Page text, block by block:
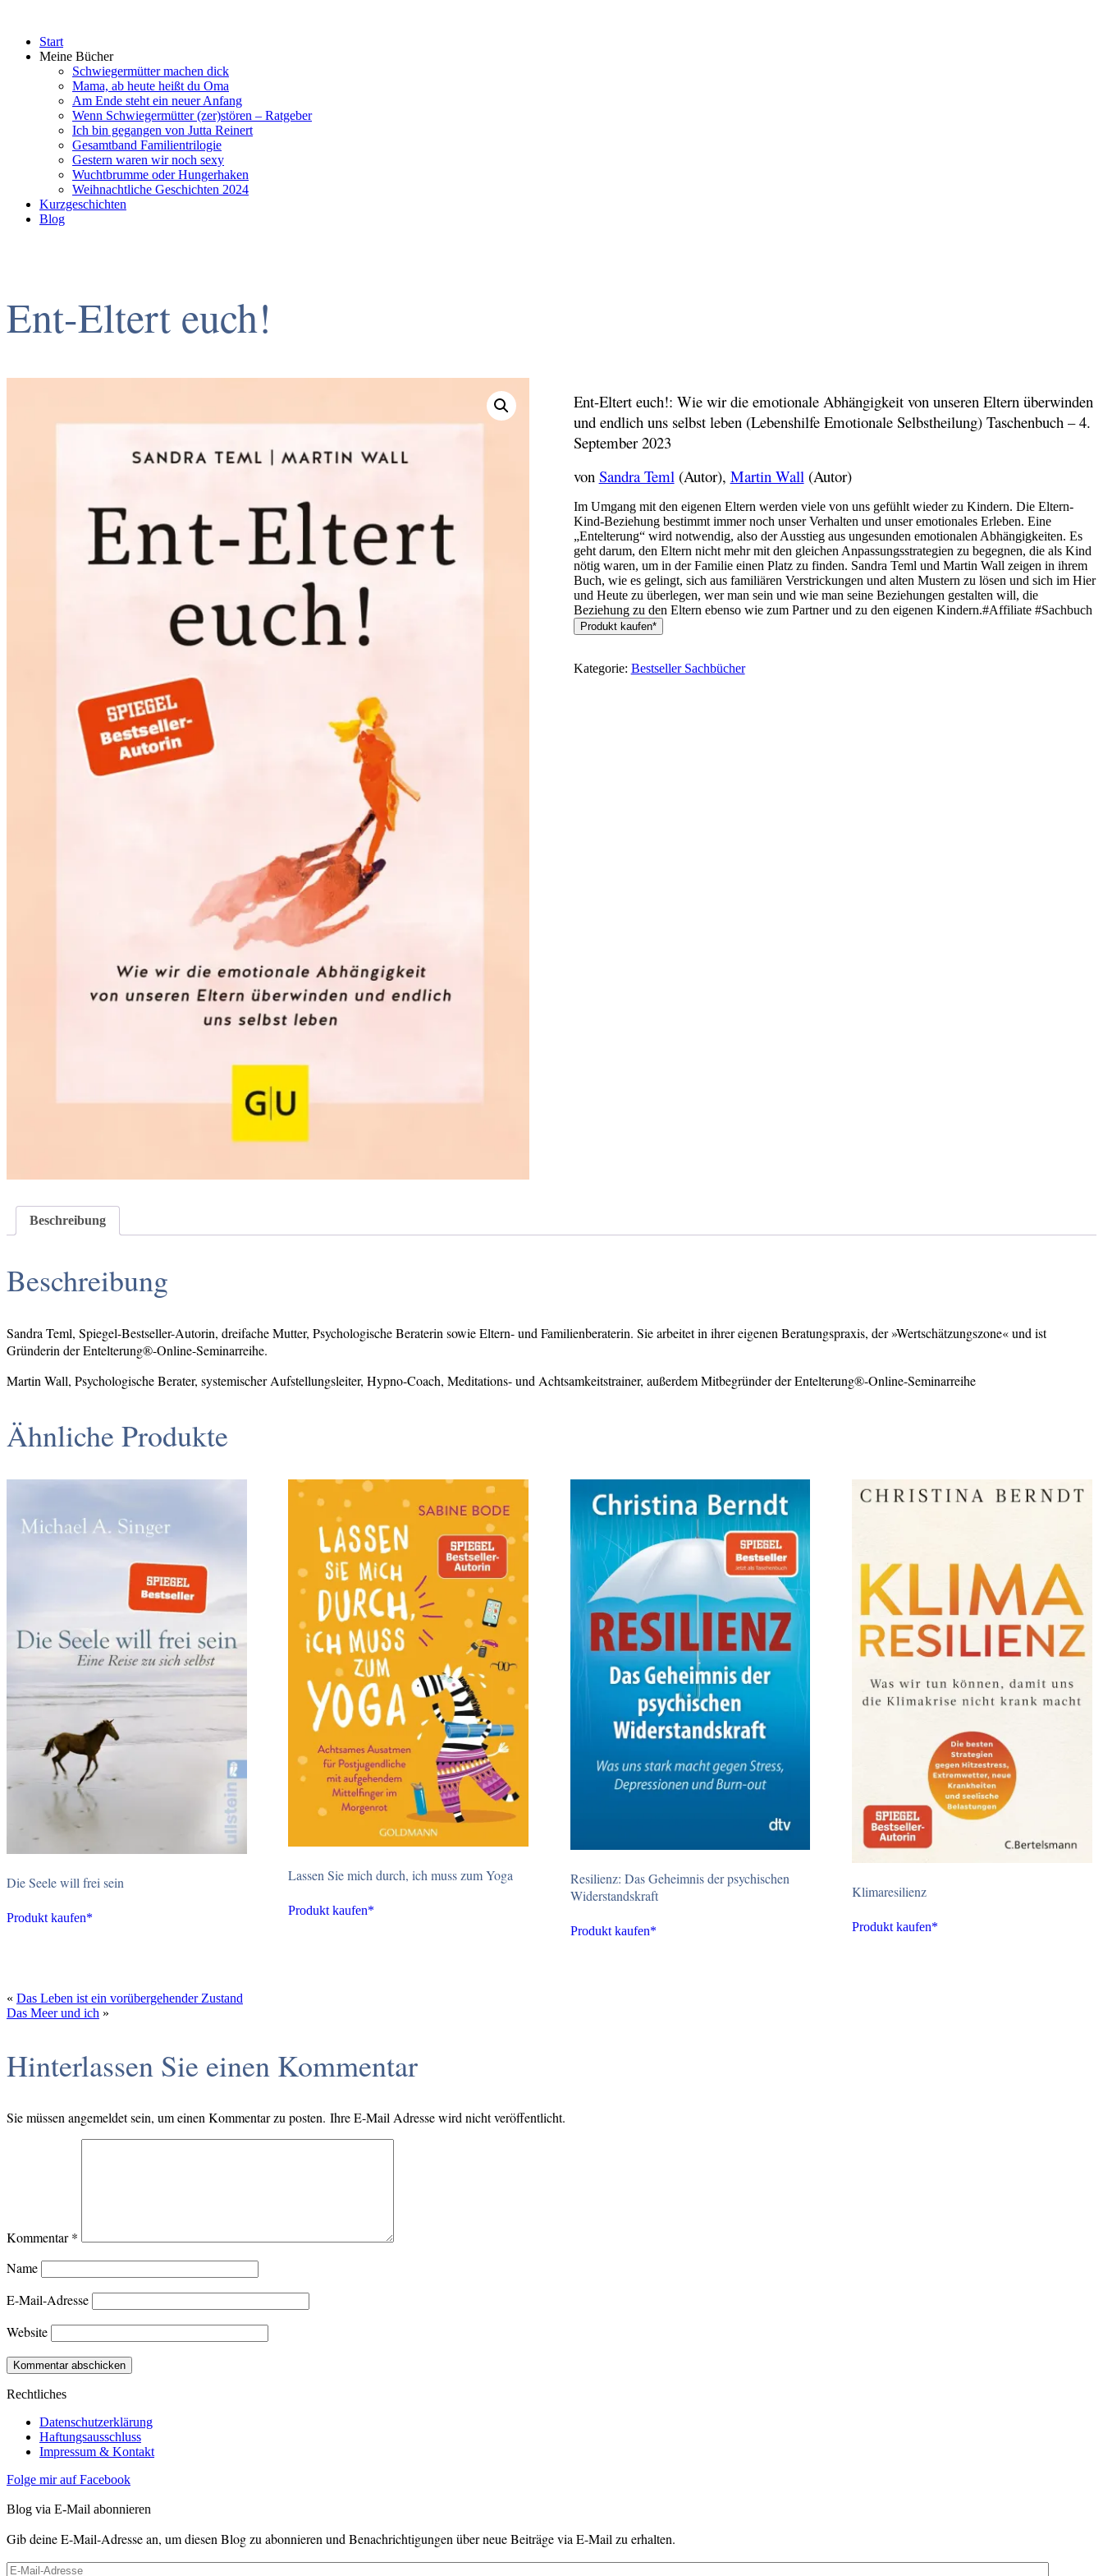
Start
Meine Bücher
Schwiegermütter machen dick
Mama, ab heute heißt du Oma
Am Ende steht ein neuer Anfang
Wenn Schwiegermütter (zer)stören – Ratgeber
Ich bin gegangen von Jutta Reinert
Gesamtband Familientrilogie
Gestern waren wir noch sexy
Wuchtbrumme oder Hungerhaken
Weihnachtliche Geschichten 2024
Kurzgeschichten
Blog
Ent-Eltert euch!
Ent-Eltert euch!: Wie wir die emotionale Abhängigkeit von unseren Eltern überwinden
und endlich uns selbst leben (Lebenshilfe Emotionale Selbstheilung) Taschenbuch – 4.
September 2023
von Sandra Teml (Autor), Martin Wall (Autor)
Im Umgang mit den eigenen Eltern werden viele von uns gefühlt wieder zu Kindern. Die Eltern-
Kind-Beziehung bestimmt immer noch unser Verhalten und unser emotionales Erleben. Eine
„Entelterung“ wird notwendig, also der Ausstieg aus ungesunden emotionalen Abhängigkeiten. Es
geht darum, den Eltern nicht mehr mit den gleichen Anpassungsstrategien zu begegnen, die als Kind
nötig waren, um in der Familie einen Platz zu finden. Sandra Teml und Martin Wall zeigen in ihrem
Buch, wie es gelingt, sich aus familiären Verstrickungen und alten Mustern zu lösen und sich im Hier
und Heute zu überlegen, wer man sein und wie man seine Beziehungen gestalten will, die
Beziehung zu den Eltern ebenso wie zum Partner und zu den eigenen Kindern.#Affiliate #Sachbuch
Produkt kaufen*
Kategorie: Bestseller Sachbücher
Beschreibung
Beschreibung
Sandra Teml, Spiegel-Bestseller-Autorin, dreifache Mutter, Psychologische Beraterin sowie Eltern- und Familienberaterin. Sie arbeitet in ihrer eigenen Beratungspraxis, der »Wertschätzungszone« und ist
Gründerin der Entelterung®-Online-Seminarreihe.
Martin Wall, Psychologische Berater, systemischer Aufstellungsleiter, Hypno-Coach, Meditations- und Achtsamkeitstrainer, außerdem Mitbegründer der Entelterung®-Online-Seminarreihe
Ähnliche Produkte
Die Seele will frei sein
Produkt kaufen*
Lassen Sie mich durch, ich muss zum Yoga
Produkt kaufen*
Resilienz: Das Geheimnis der psychischen
Widerstandskraft
Produkt kaufen*
Klimaresilienz
Produkt kaufen*
« Das Leben ist ein vorübergehender Zustand
Das Meer und ich »
Hinterlassen Sie einen Kommentar
Sie müssen angemeldet sein, um einen Kommentar zu posten. Ihre E-Mail Adresse wird nicht veröffentlicht.
Kommentar*
Name
E-Mail-Adresse
Website
Rechtliches
Datenschutzerklärung
Haftungsausschluss
Impressum & Kontakt
Folge mir auf Facebook
Blog via E-Mail abonnieren
Gib deine E-Mail-Adresse an, um diesen Blog zu abonnieren und Benachrichtigungen über neue Beiträge via E-Mail zu erhalten.
E-